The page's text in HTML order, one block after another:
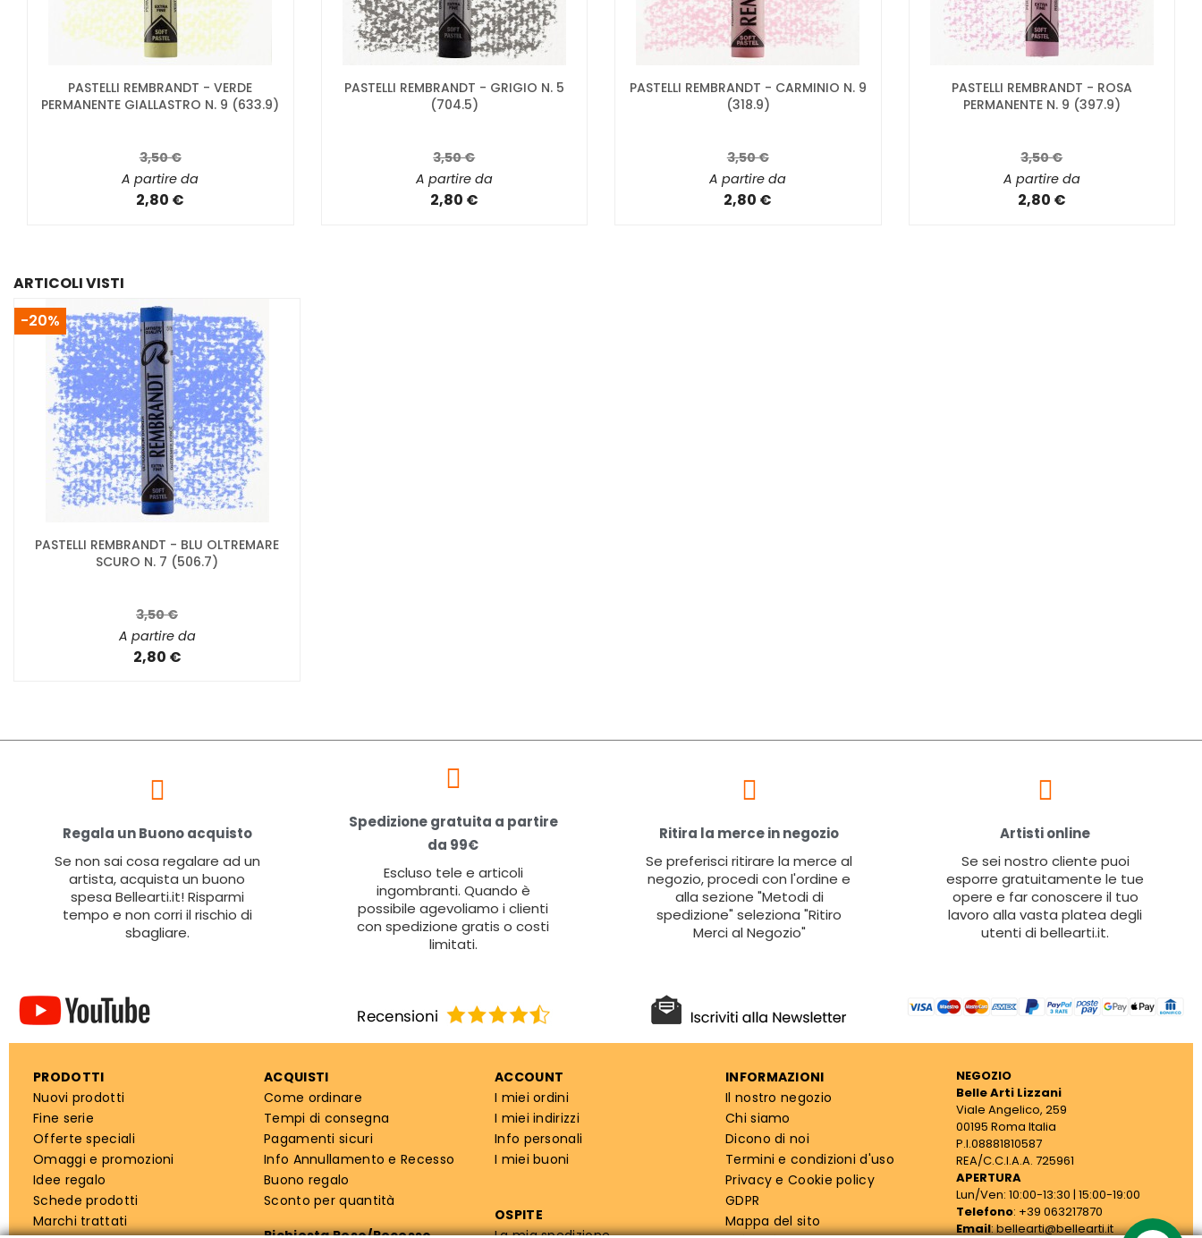
PASTELLI REMBRANDT - VERDE
PERMANENTE GIALLASTRO N. 9 (633.9)
3,50 €
A partire da
2,80 €
PASTELLI REMBRANDT - GRIGIO N. 5
(704.5)
3,50 €
A partire da
2,80 €
PASTELLI REMBRANDT - CARMINIO N. 9
(318.9)
3,50 €
A partire da
2,80 €
PASTELLI REMBRANDT - ROSA
PERMANENTE N. 9 (397.9)
3,50 €
A partire da
2,80 €
ARTICOLI VISTI
PASTELLI REMBRANDT - BLU OLTREMARE
SCURO N. 7 (506.7)
3,50 €
A partire da
2,80 €
-20%
Regala un Buono acquisto
Se non sai cosa regalare ad un
artista, acquista un buono
spesa Bellearti.it! Risparmi
tempo e non corri il rischio di
sbagliare.
Spedizione gratuita a partire
da 99€
Escluso tele e articoli
ingombranti. Quando è
possibile agevoliamo i clienti
con spedizione gratis o costi
limitati.
Ritira la merce in negozio
Se preferisci ritirare la merce al
negozio, procedi con l'ordine e
alla sezione "Metodi di
spedizione" seleziona "Ritiro
Merci al Negozio"
Artisti online
Se sei nostro cliente puoi
esporre gratuitamente le tue
opere e far conoscere il tuo
lavoro alla vasta platea degli
utenti di bellearti.it.
PRODOTTI
Nuovi prodotti
Fine serie
Offerte speciali
Omaggi e promozioni
Idee regalo
Schede prodotti
Marchi trattati
ACQUISTI
Come ordinare
Tempi di consegna
Pagamenti sicuri
Info Annullamento e Recesso
Buono regalo
Sconto per quantità
ACCOUNT
I miei ordini
I miei indirizzi
Info personali
I miei buoni
OSPITE
INFORMAZIONI
Il nostro negozio
Chi siamo
Dicono di noi
Termini e condizioni d'uso
Privacy e Cookie policy
GDPR
Mappa del sito
NEGOZIO
Belle Arti Lizzani
Viale Angelico, 259
00195 Roma Italia
P.I.08881810587
REA/C.C.I.A.A. 725961
APERTURA
Lun/Ven: 10:00-13:30 | 15:00-19:00
Telefono: +39 063217870
Email: bellearti@bellearti.it